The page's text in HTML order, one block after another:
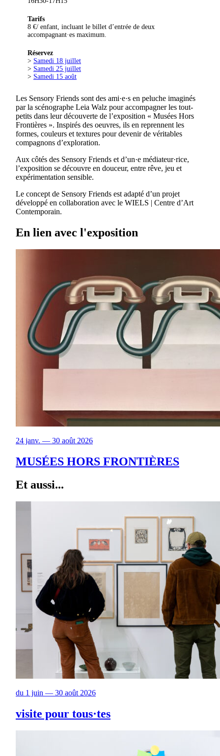
Tarifs
8 €/ enfant, incluant le billet d’entrée de deux
accompagnant·es maximum.
Réservez
> Samedi 18 juillet
> Samedi 25 juillet
> Samedi 15 août
Les Sensory Friends sont des ami·e·s en peluche imaginés
par la scénographe Leia Walz pour accompagner les tout-
petits dans leur découverte de l’exposition « Musées Hors
Frontières ». Inspirés des oeuvres, ils en reprennent les
formes, couleurs et textures pour devenir de véritables
compagnons d’exploration.
Aux côtés des Sensory Friends et d’un·e médiateur·rice,
l’exposition se découvre en douceur, entre rêve, jeu et
expérimentation sensible.
Le concept de Sensory Friends est adapté d’un projet
développé en collaboration avec le WIELS | Centre d’Art
Contemporain.
En lien avec l'exposition
24 janv. — 30 août 2026
MUSÉES HORS FRONTIÈRES
Et aussi...
du 1 juin — 30 août 2026
visite pour tous·tes